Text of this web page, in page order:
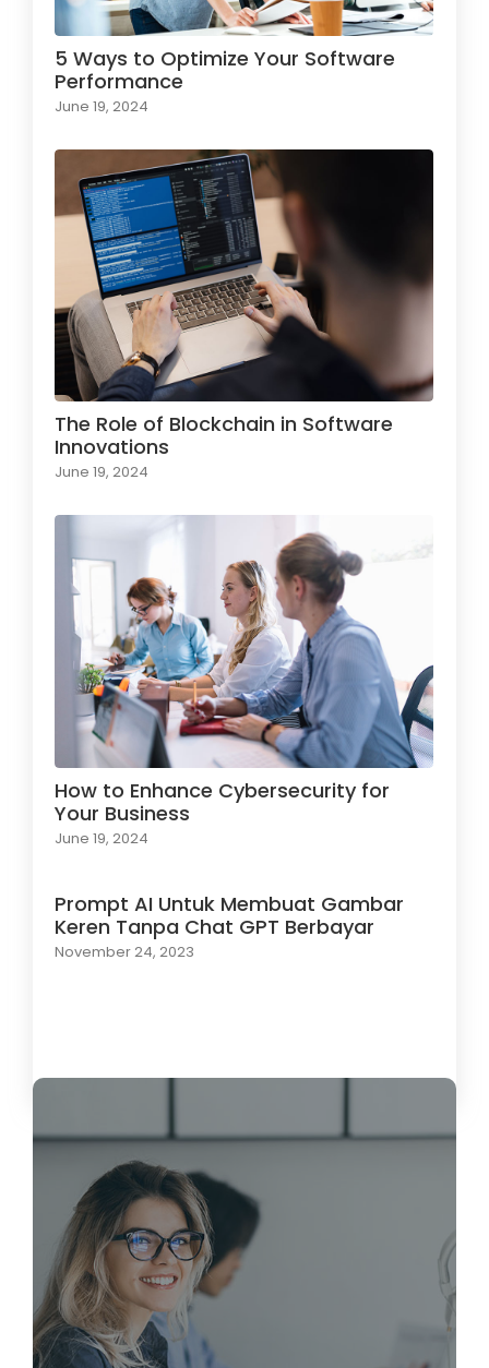
5 Ways to Optimize Your Software
Performance
June 19, 2024
The Role of Blockchain in Software
Innovations
June 19, 2024
How to Enhance Cybersecurity for
Your Business
June 19, 2024
Prompt AI Untuk Membuat Gambar
Keren Tanpa Chat GPT Berbayar
November 24, 2023